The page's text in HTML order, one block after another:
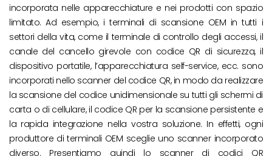
incorporata nelle apparecchiature e nei prodotti con spazio
limitato. Ad esempio, i terminali di scansione OEM in tutti i
settori della vita, come il terminale di controllo degli accessi, il
canale del cancello girevole con codice QR di sicurezza, il
dispositivo portatile, l’apparecchiatura self-service, ecc. sono
incorporati nello scanner del codice QR, in modo da realizzare
la scansione del codice unidimensionale su tutti gli schermi di
carta o di cellulare, il codice QR per la scansione persistente e
la rapida integrazione nella vostra soluzione. In effetti, ogni
produttore di terminali OEM sceglie uno scanner incorporato
diverso. Presentiamo quindi lo scanner di codici QR